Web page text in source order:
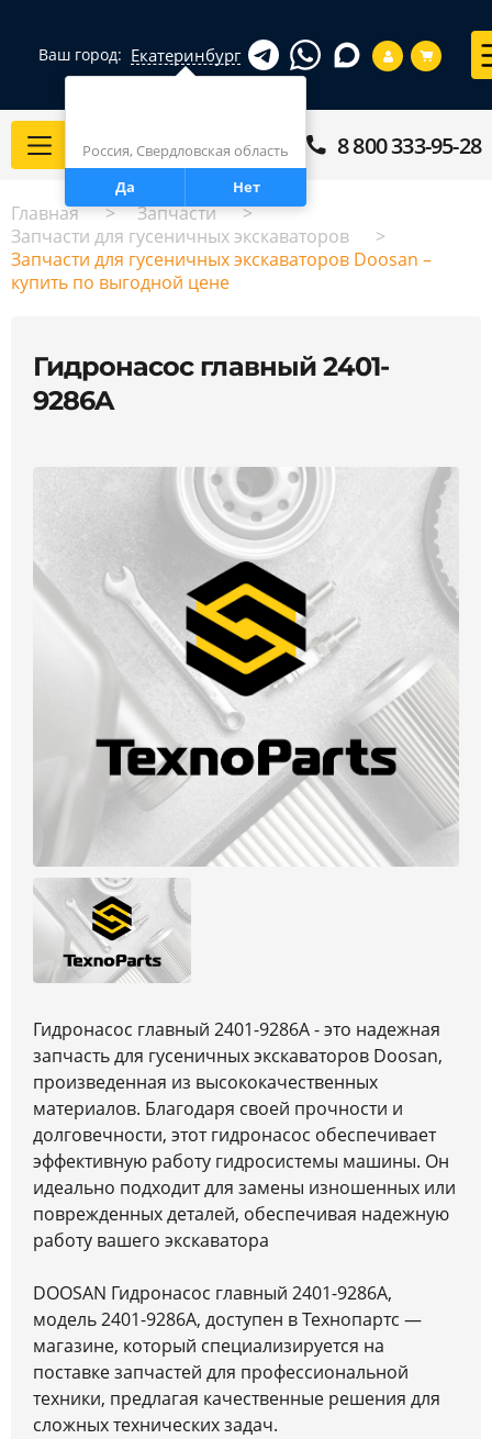
Ваш город: Екатеринбург
Россия, Свердловская область
Да
Нет
Каталог 8 800 333-95-28
Главная
Запчасти
Запчасти для гусеничных экскаваторов
Запчасти для гусеничных экскаваторов Doosan –
купить по выгодной цене
Гидронасос главный 2401-
9286A
Гидронасос главный 2401-9286A - это надежная
запчасть для гусеничных экскаваторов Doosan,
произведенная из высококачественных
материалов. Благодаря своей прочности и
долговечности, этот гидронасос обеспечивает
эффективную работу гидросистемы машины. Он
идеально подходит для замены изношенных или
поврежденных деталей, обеспечивая надежную
работу вашего экскаватора
DOOSAN Гидронасос главный 2401-9286A,
модель 2401-9286A, доступен в Технопартс —
магазине, который специализируется на
поставке запчастей для профессиональной
техники, предлагая качественные решения для
сложных технических задач.